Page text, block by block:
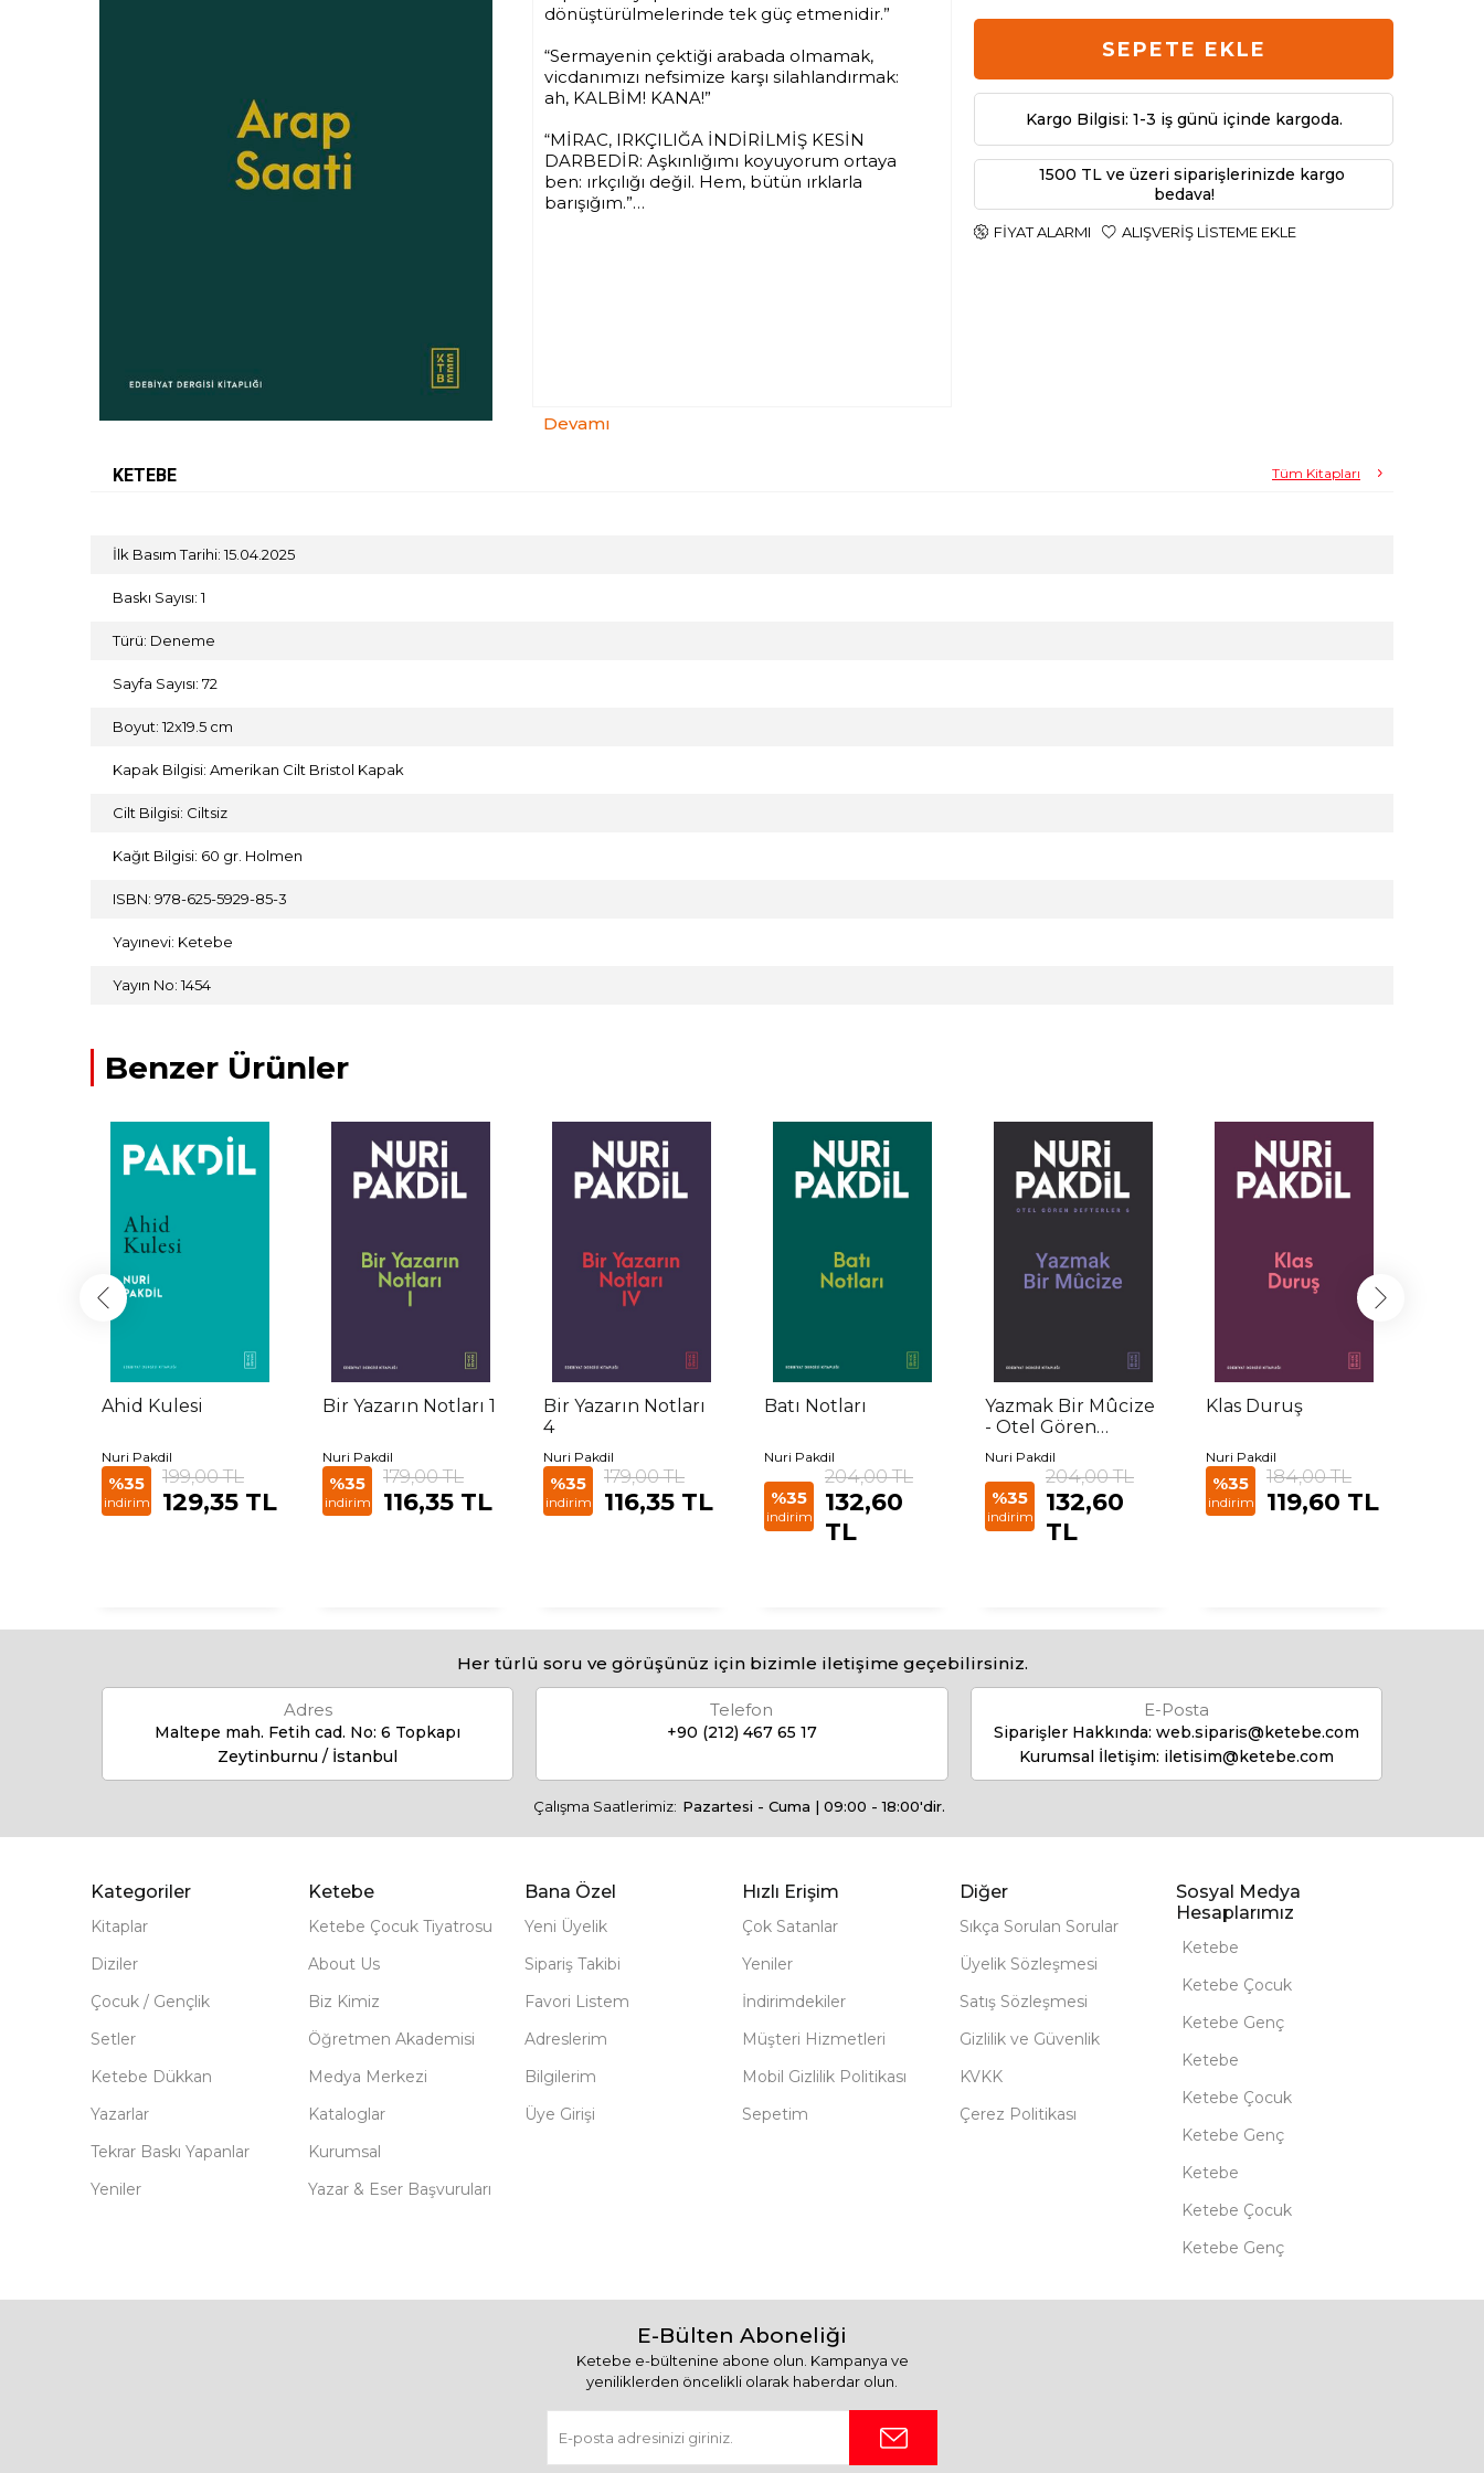
dönüştürülmelerinde tek güç etmenidir.”
“Sermayenin çektiği arabada olmamak,
vicdanımızı nefsimize karşı silahlandırmak:
ah, KALBİM! KANA!”
“MİRAC, IRKÇILIĞA İNDİRİLMİŞ KESİN
DARBEDİR: Aşkınlığımı koyuyorum ortaya
ben: ırkçılığı değil. Hem, bütün ırklarla
barışığım.”
Devamı
SEPETE EKLE
Kargo Bilgisi: 1-3 iş günü içinde kargoda.
1500 TL ve üzeri siparişlerinizde kargo
bedava!
FIYAT ALARMI ALIŞVERIŞ LISTEME EKLE
KETEBE Tüm Kitapları
İlk Basım Tarihi: 15.04.2025
Baskı Sayısı: 1
Türü: Deneme
Sayfa Sayısı: 72
Boyut: 12x19.5 cm
Kapak Bilgisi: Amerikan Cilt Bristol Kapak
Cilt Bilgisi: Ciltsiz
Kağıt Bilgisi: 60 gr. Holmen
ISBN: 978-625-5929-85-3
Yayınevi: Ketebe
Yayın No: 1454
Benzer Ürünler
Ahid Kulesi
Nuri Pakdil
%35
indirim
199,00 TL
129,35 TL
Bir Yazarın Notları 1
Nuri Pakdil
%35
indirim
179,00 TL
116,35 TL
Bir Yazarın Notları
4
Nuri Pakdil
%35
indirim
179,00 TL
116,35 TL
Batı Notları
Nuri Pakdil
%35
indirim
204,00 TL
132,60
TL
Yazmak Bir Mûcize
- Otel Gören
Defterler 6
Nuri Pakdil
%35
indirim
204,00 TL
132,60
TL
Klas Duruş
Nuri Pakdil
%35
indirim
184,00 TL
119,60 TL
Her türlü soru ve görüşünüz için bizimle iletişime geçebilirsiniz.
Adres
Maltepe mah. Fetih cad. No: 6 Topkapı
Zeytinburnu / İstanbul
Telefon
+90 (212) 467 65 17
E-Posta
Siparişler Hakkında: web.siparis@ketebe.com
Kurumsal İletişim: iletisim@ketebe.com
Çalışma Saatlerimiz: Pazartesi - Cuma | 09:00 - 18:00'dir.
Kategoriler
Kitaplar
Diziler
Çocuk / Gençlik
Setler
Ketebe Dükkan
Yazarlar
Tekrar Baskı Yapanlar
Yeniler
Ketebe
Ketebe Çocuk Tiyatrosu
About Us
Biz Kimiz
Öğretmen Akademisi
Medya Merkezi
Kataloglar
Kurumsal
Yazar & Eser Başvuruları
Bana Özel
Yeni Üyelik
Sipariş Takibi
Favori Listem
Adreslerim
Bilgilerim
Üye Girişi
Hızlı Erişim
Çok Satanlar
Yeniler
İndirimdekiler
Müşteri Hizmetleri
Mobil Gizlilik Politikası
Sepetim
Diğer
Sıkça Sorulan Sorular
Üyelik Sözleşmesi
Satış Sözleşmesi
Gizlilik ve Güvenlik
KVKK
Çerez Politikası
Sosyal Medya
Hesaplarımız
Ketebe
Ketebe Çocuk
Ketebe Genç
Ketebe
Ketebe Çocuk
Ketebe Genç
Ketebe
Ketebe Çocuk
Ketebe Genç
E-Bülten Aboneliği
Ketebe e-bültenine abone olun. Kampanya ve
yeniliklerden öncelikli olarak haberdar olun.